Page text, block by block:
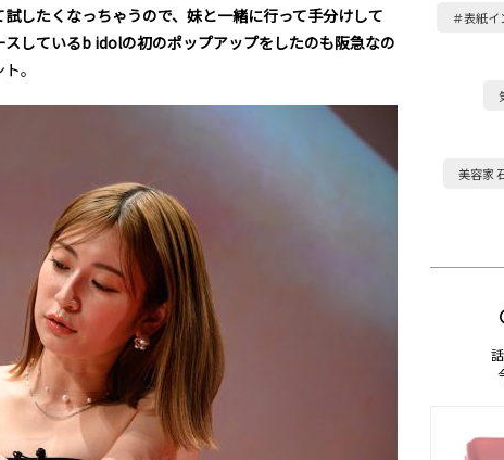
したくなっちゃうので、妹と一緒に行って手分けして
しているb idolの初のポップアップをしたのも阪急なの
。
＃表紙イ
美容家